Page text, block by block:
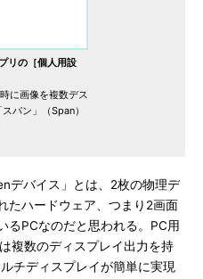
リの［個人用設
に画像を複数デス
パン」（Span）
バイス」とは、2枚の物理デ
たハードウェア、つまり2画面
るPCなのだと思われる。PC用
複数のディスプレイ出力を持
チディスプレイが簡単に実現